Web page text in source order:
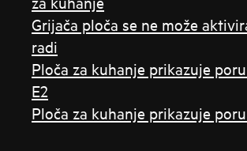
Grijača ploča se ne može
radi
Ploča za kuhanje prikazuje
E2
Ploča za kuhanje prikazuje